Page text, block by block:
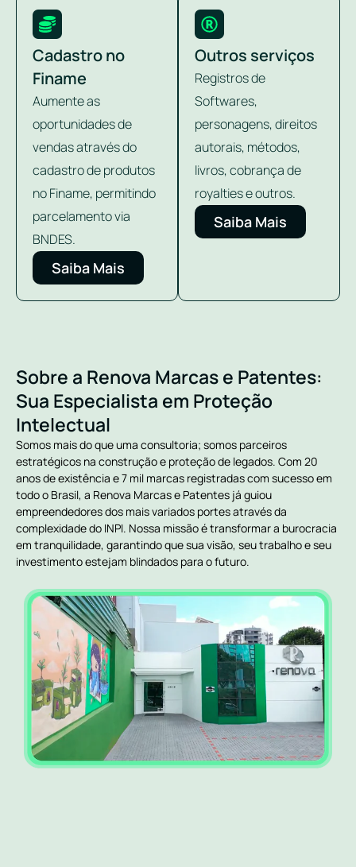
Cadastro no
Finame
Aumente as
oportunidades de
vendas através do
cadastro de produtos
no Finame, permitindo
parcelamento via
BNDES.
Saiba Mais
Outros serviços
Registros de
Softwares,
personagens, direitos
autorais, métodos,
livros, cobrança de
royalties e outros.
Saiba Mais
Sobre a Renova Marcas e Patentes:
Sua Especialista em Proteção
Intelectual
Somos mais do que uma consultoria; somos parceiros
estratégicos na construção e proteção de legados. Com 20
anos de existência e 7 mil marcas registradas com sucesso em
todo o Brasil, a Renova Marcas e Patentes já guiou
empreendedores dos mais variados portes através da
complexidade do INPI. Nossa missão é transformar a burocracia
em tranquilidade, garantindo que sua visão, seu trabalho e seu
investimento estejam blindados para o futuro.